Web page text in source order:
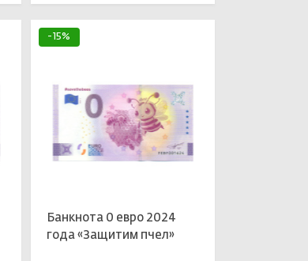
-15%
Банкнота 0 евро 2024
года «Защитим пчел»